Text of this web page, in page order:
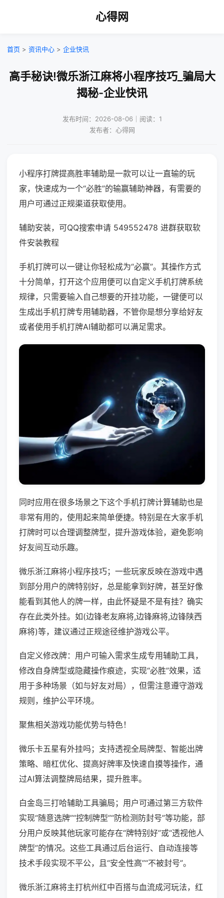
心得网
首页 > 资讯中心 > 企业快讯
高手秘诀!微乐浙江麻将小程序技巧_骗局大
揭秘-企业快讯
发布时间：2026-08-06｜阅读：1
发布者：心得网
小程序打牌提高胜率辅助是一款可以让一直输的玩
家，快速成为一个“必胜”的输赢辅助神器，有需要的
用户可通过正规渠道获取使用。
辅助安装，可QQ搜索申请 549552478 进群获取软
件安装教程
手机打牌可以一键让你轻松成为“必赢”。其操作方式
十分简单，打开这个应用便可以自定义手机打牌系统
规律，只需要输入自己想要的开挂功能，一键便可以
生成出手机打牌专用辅助器，不管你是想分享给好友
或者使用手机打牌AI辅助都可以满足需求。
同时应用在很多场景之下这个手机打牌计算辅助也是
非常有用的，使用起来简单便捷。特别是在大家手机
打牌时可以合理调整牌型，提升游戏体验，避免影响
好友间互动乐趣。
微乐浙江麻将小程序技巧；一些玩家反映在游戏中遇
到部分用户的牌特别好，总是能拿到好牌，甚至好像
能看到其他人的牌一样，由此怀疑是不是有挂？确实
存在此类外挂。如(边锋老友麻将,边锋麻将,边锋陕西
麻将)等，建议通过正规途径维护游戏公平。
自定义修改牌：用户可输入需求生成专用辅助工具，
修改自身牌型或隐藏操作痕迹，实现“必胜”效果，适
用于多种场景（如与好友对局），但需注意遵守游戏
规则，维护公平环境。
聚焦相关游戏功能优势与特色！
微乐卡五星有外挂吗；支持透视全局牌型、智能出牌
策略、暗杠优化、提高好牌率及快速自摸等操作，通
过AI算法调整牌局结果，提升胜率。
白金岛三打哈辅助工具骗局；用户可通过第三方软件
实现“随意选牌”“控制牌型”“防检测防封号”等功能，部
分用户反映其他玩家可能存在“牌特别好”或“透视他人
牌型”的情况。这些工具通过后台运行、自动连接等
技术手段实现不平公，且“安全性高”“不被封号”。
微乐浙江麻将主打杭州红中百搭与血流成河玩法，红